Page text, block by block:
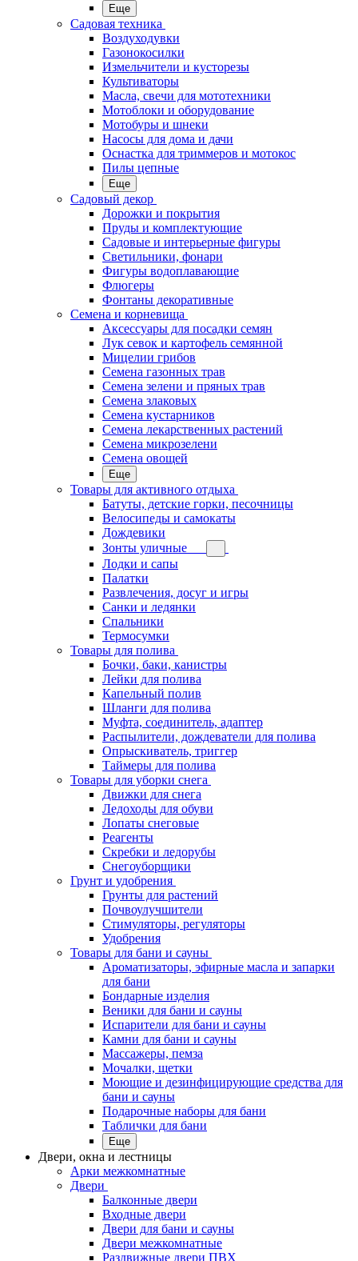
Еще
Садовая техника
Воздуходувки
Газонокосилки
Измельчители и кусторезы
Культиваторы
Масла, свечи для мототехники
Мотоблоки и оборудование
Мотобуры и шнеки
Насосы для дома и дачи
Оснастка для триммеров и мотокос
Пилы цепные
Еще
Садовый декор
Дорожки и покрытия
Пруды и комплектующие
Садовые и интерьерные фигуры
Светильники, фонари
Фигуры водоплавающие
Флюгеры
Фонтаны декоративные
Семена и корневища
Аксессуары для посадки семян
Лук севок и картофель семянной
Мицелии грибов
Семена газонных трав
Семена зелени и пряных трав
Семена злаковых
Семена кустарников
Семена лекарственных растений
Семена микрозелени
Семена овощей
Еще
Товары для активного отдыха
Батуты, детские горки, песочницы
Велосипеды и самокаты
Дождевики
Зонты уличные
Лодки и сапы
Палатки
Развлечения, досуг и игры
Санки и ледянки
Спальники
Термосумки
Товары для полива
Бочки, баки, канистры
Лейки для полива
Капельный полив
Шланги для полива
Муфта, соединитель, адаптер
Распылители, дождеватели для полива
Опрыскиватель, триггер
Таймеры для полива
Товары для уборки снега
Движки для снега
Ледоходы для обуви
Лопаты снеговые
Реагенты
Скребки и ледорубы
Снегоуборщики
Грунт и удобрения
Грунты для растений
Почвоулучшители
Стимуляторы, регуляторы
Удобрения
Товары для бани и сауны
Ароматизаторы, эфирные масла и запарки
для бани
Бондарные изделия
Веники для бани и сауны
Испарители для бани и сауны
Камни для бани и сауны
Массажеры, пемза
Мочалки, щетки
Моющие и дезинфицирующие средства для
бани и сауны
Подарочные наборы для бани
Таблички для бани
Еще
Двери, окна и лестницы
Арки межкомнатные
Двери
Балконные двери
Входные двери
Двери для бани и сауны
Двери межкомнатные
Раздвижные двери ПВХ